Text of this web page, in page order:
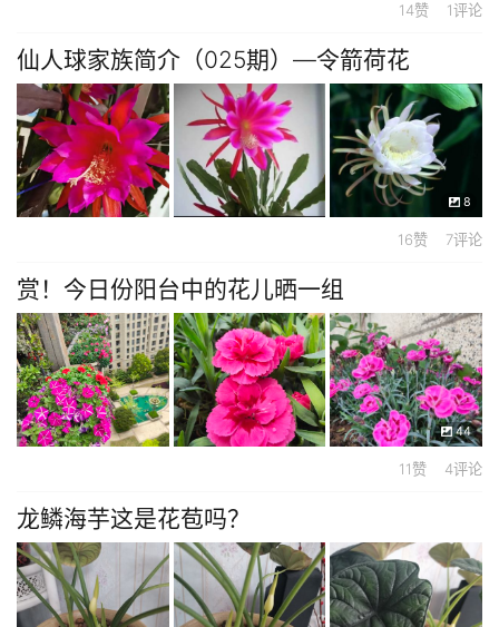
14赞 1评论
仙人球家族简介（025期）—令箭荷花
8
16赞 7评论
赏！今日份阳台中的花儿晒一组
44
11赞 4评论
龙鳞海芋这是花苞吗？